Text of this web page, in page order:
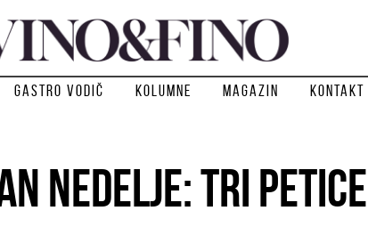
Gastro vodič Kolumne Magazin Kontakt
NEDELJE: TRI PETICE